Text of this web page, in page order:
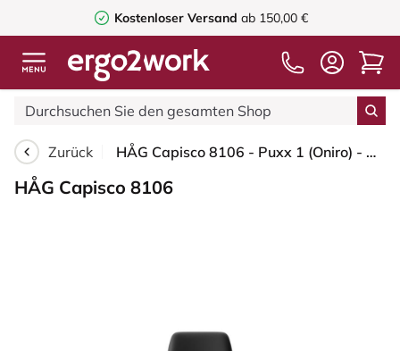
Kostenloser Versand ab 150,00 €
Zurück HÅG Capisco 8106 - Puxx 1 (Oniro) - Polyurethan-Kunstleder - PU215816 - Black - Moss Grey - 265 mm (Sitzhöhe 53-79cm) - Harte Rollen für weiche Böden
HÅG Capisco 8106